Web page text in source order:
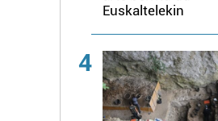
Euskaltelekin
4